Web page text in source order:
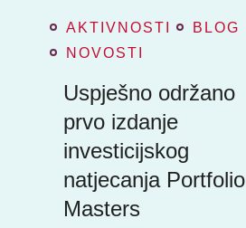
AKTIVNOSTI
BLOG
NOVOSTI
Uspješno održano
prvo izdanje
investicijskog
natjecanja Portfolio
Masters